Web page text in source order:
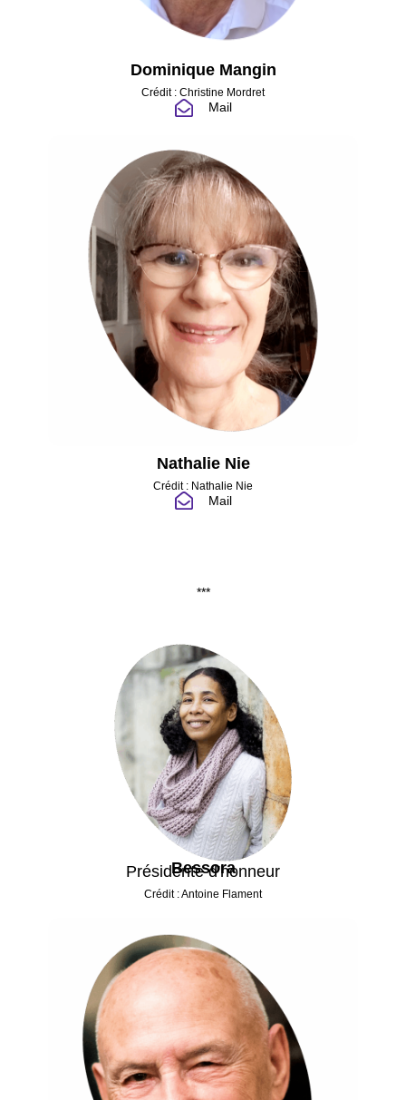
Dominique Mangin
Crédit : Christine Mordret
Mail
Nathalie Nie
Crédit : Nathalie Nie
Mail
***
Bessora
Présidente d'honneur
Crédit : Antoine Flament